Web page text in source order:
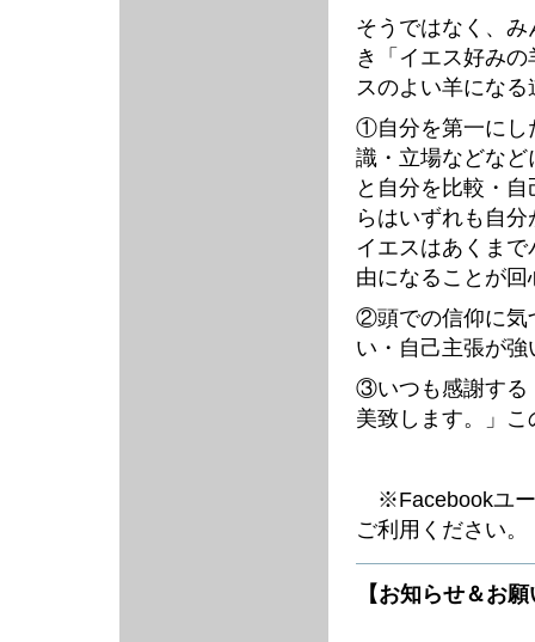
そうではなく、
き「イエス好み
スのよい羊にな
①自分を第一にし
識・立場などな
と自分を比較・
らはいずれも自
イエスはあくま
由になることが
②頭での信仰に気
い・自己主張が
③いつも感謝する
美致します。」
※Facebookユー
ご利用ください。
【お知らせ＆お